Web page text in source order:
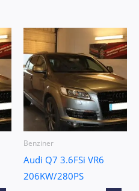
Benziner
Audi Q7 3.6FSi VR6
206KW/280PS